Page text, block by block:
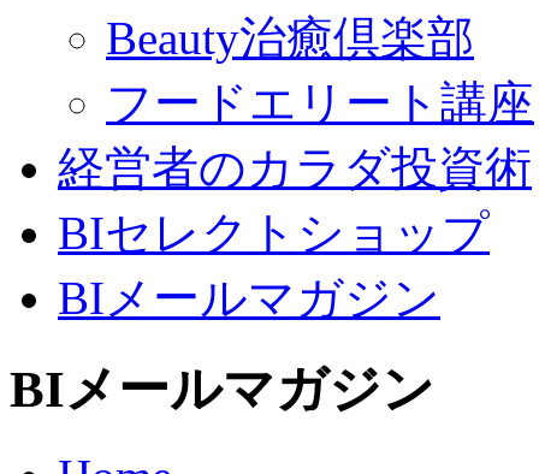
Beauty治癒倶楽部
フードエリート講座
経営者のカラダ投資術
BIセレクトショップ
BIメールマガジン
BIメールマガジン